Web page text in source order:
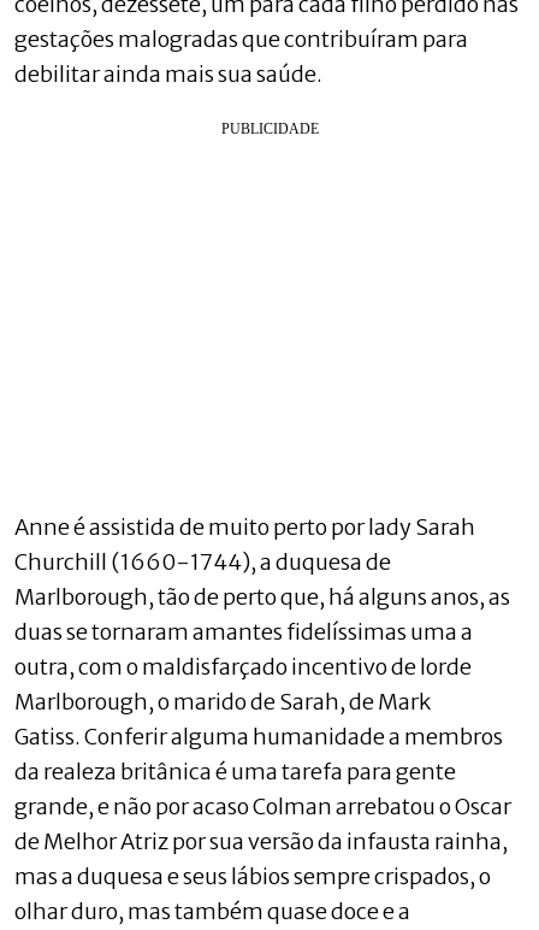
gestações malogradas que contribuíram para
debilitar ainda mais sua saúde.
Anne é assistida de muito perto por lady Sarah
Churchill (1660-1744), a duquesa de
Marlborough, tão de perto que, há alguns anos, as
duas se tornaram amantes fidelíssimas uma a
outra, com o maldisfarçado incentivo de lorde
Marlborough, o marido de Sarah, de Mark
Gatiss. Conferir alguma humanidade a membros
da realeza britânica é uma tarefa para gente
grande, e não por acaso Colman arrebatou o Oscar
de Melhor Atriz por sua versão da infausta rainha,
mas a duquesa e seus lábios sempre crispados, o
olhar duro, mas também quase doce e a